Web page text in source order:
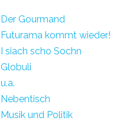
Der Gourmand
Futurama kommt wieder!
I siach scho Sochn
Globuli
u.a.
Nebentisch
Musik und Politik